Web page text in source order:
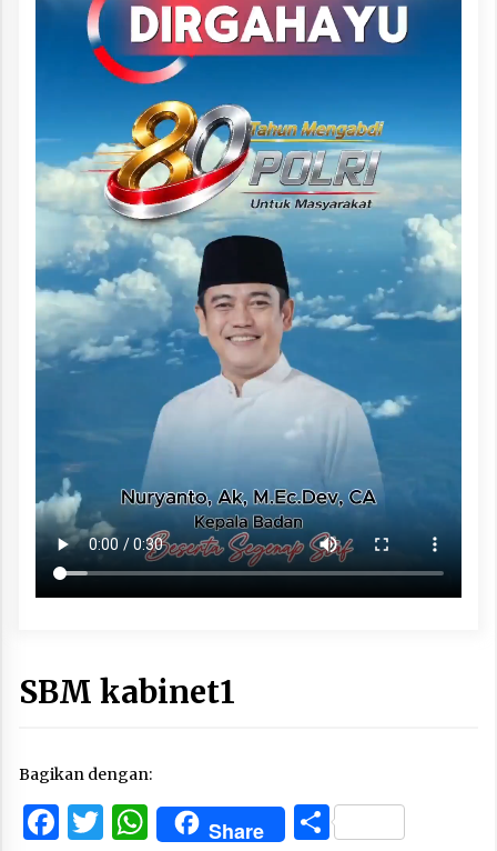
SBM kabinet1
Bagikan dengan:
Facebook
Twitter
WhatsApp
Share Share